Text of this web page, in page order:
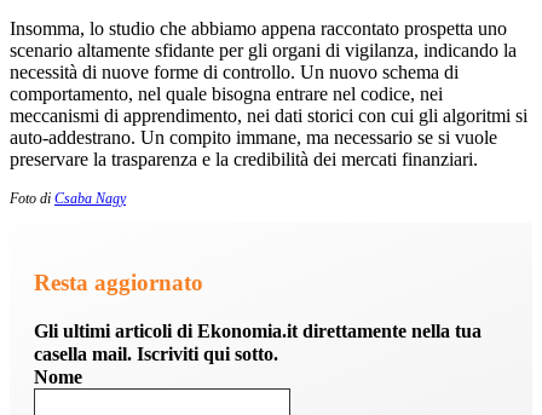
Insomma, lo studio che abbiamo appena raccontato prospetta uno
scenario altamente sfidante per gli organi di vigilanza, indicando la
necessità di nuove forme di controllo. Un nuovo schema di
comportamento, nel quale bisogna entrare nel codice, nei
meccanismi di apprendimento, nei dati storici con cui gli algoritmi si
auto-addestrano. Un compito immane, ma necessario se si vuole
preservare la trasparenza e la credibilità dei mercati finanziari.
Foto di Csaba Nagy
Resta aggiornato
Gli ultimi articoli di Ekonomia.it direttamente nella tua
casella mail. Iscriviti qui sotto.
Nome